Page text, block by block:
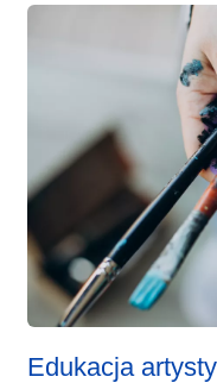
Edukacja